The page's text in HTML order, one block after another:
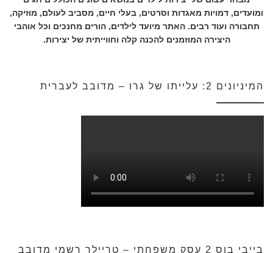
ומועדים, דמויות מאגדות וסרטים, בעלי חיים, מסביב לעולם, מוזיקה,
תחבורה ועוד רבים. האתר מיועד לילדים, הורים מחנכים וכל אוהבי
היצירה המוזמנים להכנה קלה וחווייתית של יצירות.
המיניונים 2: עלייתו של גרו – מדובב לעברית
בייבי בוס 2 עסק משפחתי – טריילר רשמי מדובב